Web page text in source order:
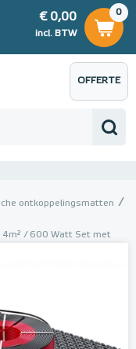
0
€ 0,00
incl. BTW
€ 0,00
OFFERTE
AANVRAGEN
ontkoppelingsmatten
4m² / 600 Watt Set met